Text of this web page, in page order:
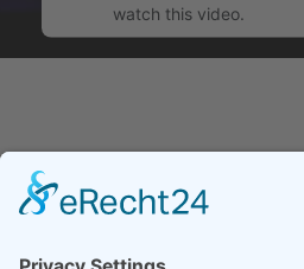
watch this video.
Consent Management
2026 © Marc Berger Music |